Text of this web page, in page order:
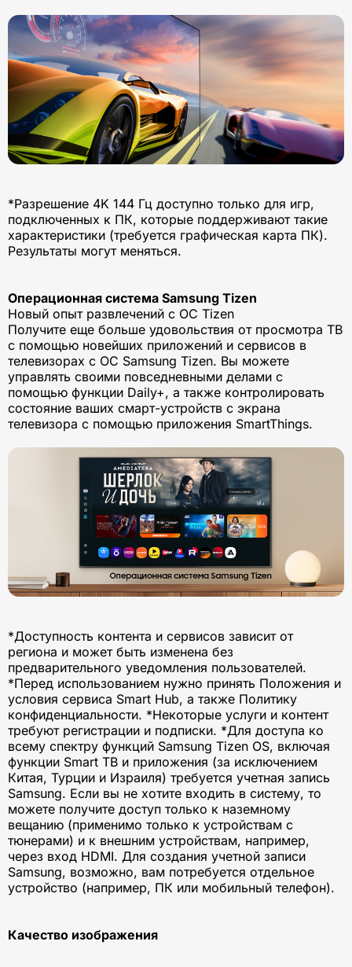
*Разрешение 4K 144 Гц доступно только для игр,
подключенных к ПК, которые поддерживают такие
характеристики (требуется графическая карта ПК).
Результаты могут меняться.
Операционная система Samsung Tizen
Новый опыт развлечений с ОС Tizen
Получите еще больше удовольствия от просмотра ТВ
с помощью новейших приложений и сервисов в
телевизорах с ОС Samsung Tizen. Вы можете
управлять своими повседневными делами с
помощью функции Daily+, а также контролировать
состояние ваших смарт-устройств с экрана
телевизора с помощью приложения SmartThings.
*Доступность контента и сервисов зависит от
региона и может быть изменена без
предварительного уведомления пользователей.
*Перед использованием нужно принять Положения и
условия сервиса Smart Hub, а также Политику
конфиденциальности. *Некоторые услуги и контент
требуют регистрации и подписки. *Для доступа ко
всему спектру функций Samsung Tizen OS, включая
функции Smart ТВ и приложения (за исключением
Китая, Турции и Израиля) требуется учетная запись
Samsung. Если вы не хотите входить в систему, то
можете получите доступ только к наземному
вещанию (применимо только к устройствам с
тюнерами) и к внешним устройствам, например,
через вход HDMI. Для создания учетной записи
Samsung, возможно, вам потребуется отдельное
устройство (например, ПК или мобильный телефон).
Качество изображения